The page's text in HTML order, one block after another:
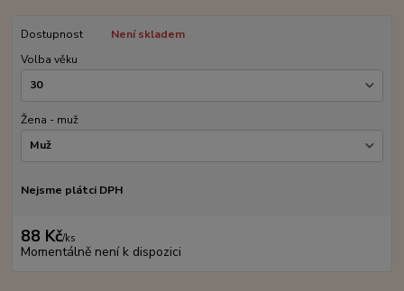
Dostupnost
Není skladem
Volba věku
Žena - muž
Nejsme plátci DPH
88 Kč/ks
Momentálně není k dispozici